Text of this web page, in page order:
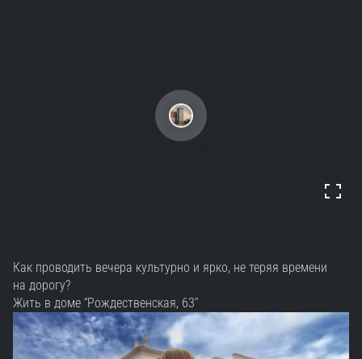
Как проводить вечера культурно и ярко, не теряя времени
на дорогу?
Жить в доме “Рождественская, 63”